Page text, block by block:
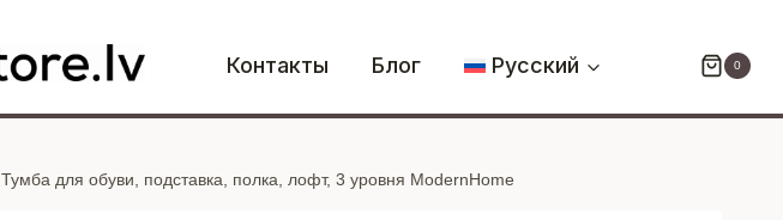
Контакты Блог Русский 0
Тумба для обуви, подставка, полка, лофт, 3 уровня ModernHome
для
подставка,
лофт,